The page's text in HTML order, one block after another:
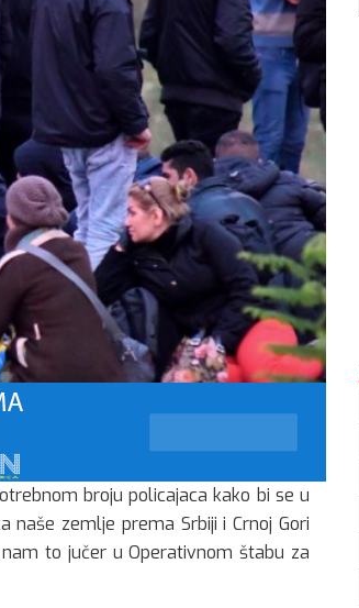
broju policajaca kako bi se u
zemlje prema Srbiji i Crnoj Gori
to jučer u Operativnom štabu za